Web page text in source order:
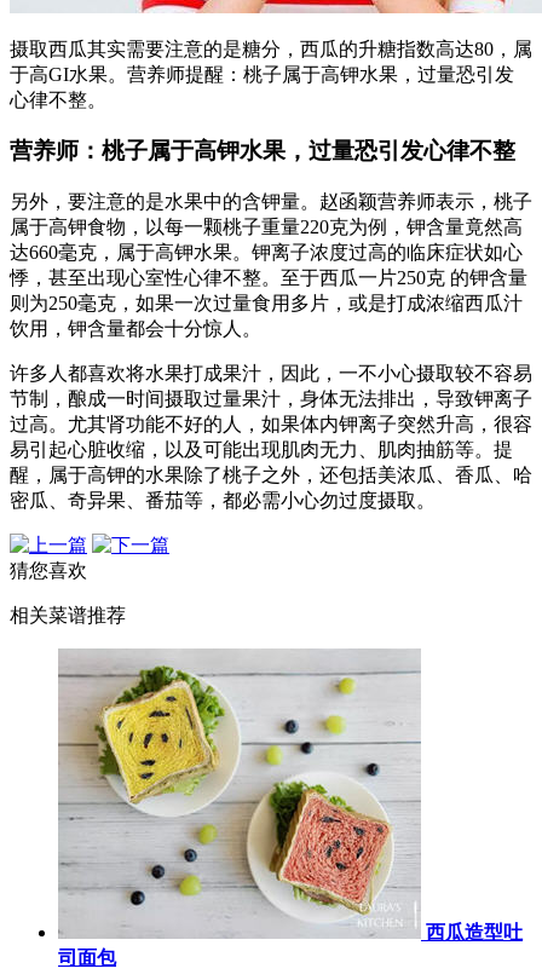
摄取西瓜其实需要注意的是糖分，西瓜的升糖指数高达80，属
于高GI水果。营养师提醒：桃子属于高钾水果，过量恐引发
心律不整。
营养师：桃子属于高钾水果，过量恐引发心律不整
另外，要注意的是水果中的含钾量。赵函颖营养师表示，桃子
属于高钾食物，以每一颗桃子重量220克为例，钾含量竟然高
达660毫克，属于高钾水果。钾离子浓度过高的临床症状如心
悸，甚至出现心室性心律不整。至于西瓜一片250克 的钾含量
则为250毫克，如果一次过量食用多片，或是打成浓缩西瓜汁
饮用，钾含量都会十分惊人。
许多人都喜欢将水果打成果汁，因此，一不小心摄取较不容易
节制，酿成一时间摄取过量果汁，身体无法排出，导致钾离子
过高。尤其肾功能不好的人，如果体内钾离子突然升高，很容
易引起心脏收缩，以及可能出现肌肉无力、肌肉抽筋等。提
醒，属于高钾的水果除了桃子之外，还包括美浓瓜、香瓜、哈
密瓜、奇异果、番茄等，都必需小心勿过度摄取。
猜您喜欢
相关菜谱推荐
西瓜造型吐
司面包